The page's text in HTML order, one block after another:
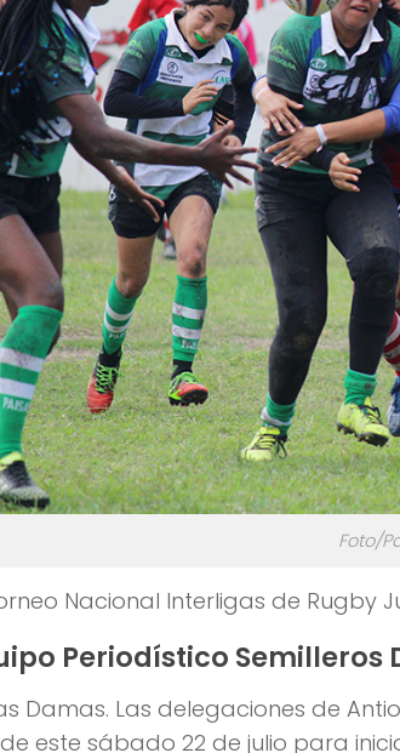
Foto/
Nacional Interligas de Rugby
Periodístico Semilleros
Damas. Las delegaciones de
este sábado 22 de julio para